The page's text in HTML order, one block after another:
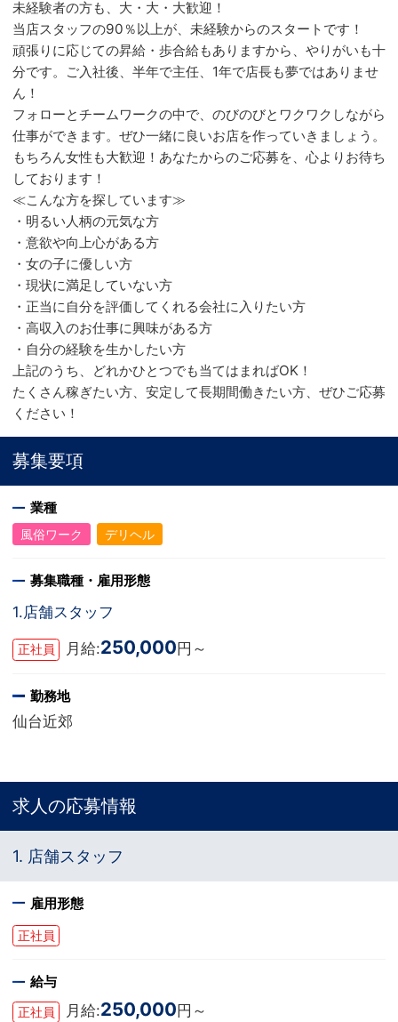
未経験者の方も、大・大・大歓迎！
当店スタッフの90％以上が、未経験からのスタートです！
頑張りに応じての昇給・歩合給もありますから、やりがいも十
分です。ご入社後、半年で主任、1年で店長も夢ではありませ
ん！
フォローとチームワークの中で、のびのびとワクワクしながら
仕事ができます。ぜひ一緒に良いお店を作っていきましょう。
もちろん女性も大歓迎！あなたからのご応募を、心よりお待ち
しております！
≪こんな方を探しています≫
・明るい人柄の元気な方
・意欲や向上心がある方
・女の子に優しい方
・現状に満足していない方
・正当に自分を評価してくれる会社に入りたい方
・高収入のお仕事に興味がある方
・自分の経験を生かしたい方
上記のうち、どれかひとつでも当てはまればOK！
たくさん稼ぎたい方、安定して長期間働きたい方、ぜひご応募
ください！
募集要項
業種
風俗ワーク デリヘル
募集職種・雇用形態
1.店舗スタッフ
正社員 月給:250,000 円～
勤務地
仙台近郊
求人の応募情報
1. 店舗スタッフ
雇用形態
正社員
給与
正社員 月給:250,000 円～